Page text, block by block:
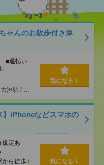
ゃんのお散歩付き添
■週払い
古淵駅 / …
気になる！
】iPhoneなどスマホの
定あ
から徒歩 /
気になる！